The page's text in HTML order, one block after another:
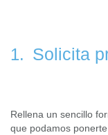
1. Solicita
Rellena un sencillo
que podamos